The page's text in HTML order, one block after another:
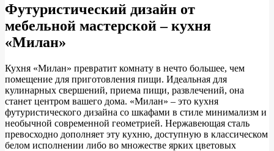
Футуристический дизайн от
мебельной мастерской – кухня
«Милан»
Кухня «Милан» превратит комнату в нечто большее, чем
помещение для приготовления пищи. Идеальная для
кулинарных свершений, приема пищи, развлечений, она
станет центром вашего дома. «Милан» – это кухня
футуристического дизайна со шкафами в стиле минимализм и
необычной современной геометрией. Нержавеющая сталь
превосходно дополняет эту кухню, доступную в классическом
белом исполнении либо во множестве ярких цветовых